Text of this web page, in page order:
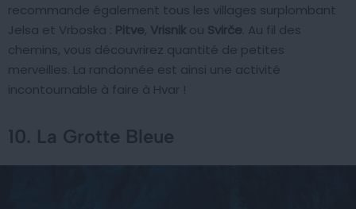
recommande également tous les villages surplombant
Jelsa et Vrboska : Pitve, Vrisnik ou Svirče . Au fil des
chemins, vous découvrirez quantité de petites
merveilles. La randonnée est ainsi une activité
incontournable à faire à Hvar !
10. La Grotte Bleue